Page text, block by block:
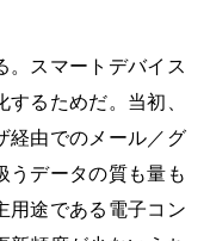
。スマートデバイス
るためだ。当初、
経由でのメール／グ
うデータの質も量も
用途である電子コン